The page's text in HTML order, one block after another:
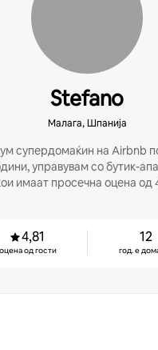
Stefano
Малага, Шпанија
супердомаќин на Airbnb
управувам со бутик-
имаат просечна оцена од
4,81
оцена од гости
12
год. е